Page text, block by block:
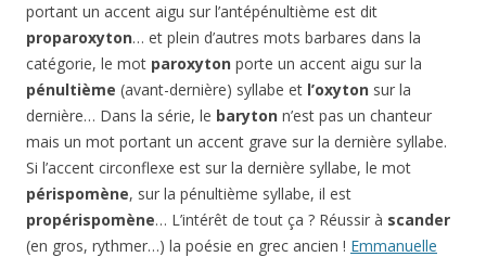
portant un accent aigu sur l’antépénultième est dit
proparoxyton… et plein d’autres mots barbares dans la
catégorie, le mot paroxyton porte un accent aigu sur la
pénultième (avant-dernière) syllabe et l’oxyton sur la
dernière… Dans la série, le baryton n’est pas un chanteur
mais un mot portant un accent grave sur la dernière syllabe.
Si l’accent circonflexe est sur la dernière syllabe, le mot
périspomène, sur la pénultième syllabe, il est
propérispomène… L’intérêt de tout ça ? Réussir à scander
(en gros, rythmer…) la poésie en grec ancien ! Emmanuelle